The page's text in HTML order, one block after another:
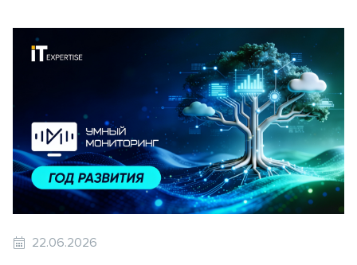
22.06.2026